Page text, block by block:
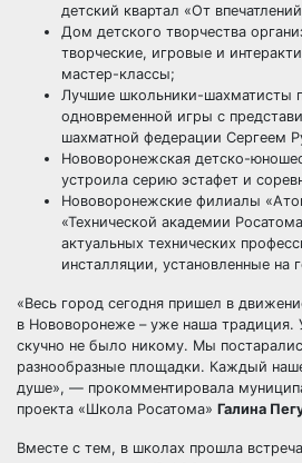
детский квартал «От
Дом детского творчества
творческие, игровые и
мастер-классы;
Лучшие школьники-шахматисты
одновременной игры с
шахматной федерации Сергеем
Нововоронежская детско-
устроила серию эстафет и
Нововоронежские филиалы
«Технической академии
актуальных технических
инсталляции, установленные на
«Весь город сегодня пришел в
в Нововоронеже – уже наша традиция.
скучно не было никому. Мы
разнообразные площадки. Каждый
душе», — прокомментировала
проекта «Школа Росатома» Галина
Вместе с тем, в школах прошла